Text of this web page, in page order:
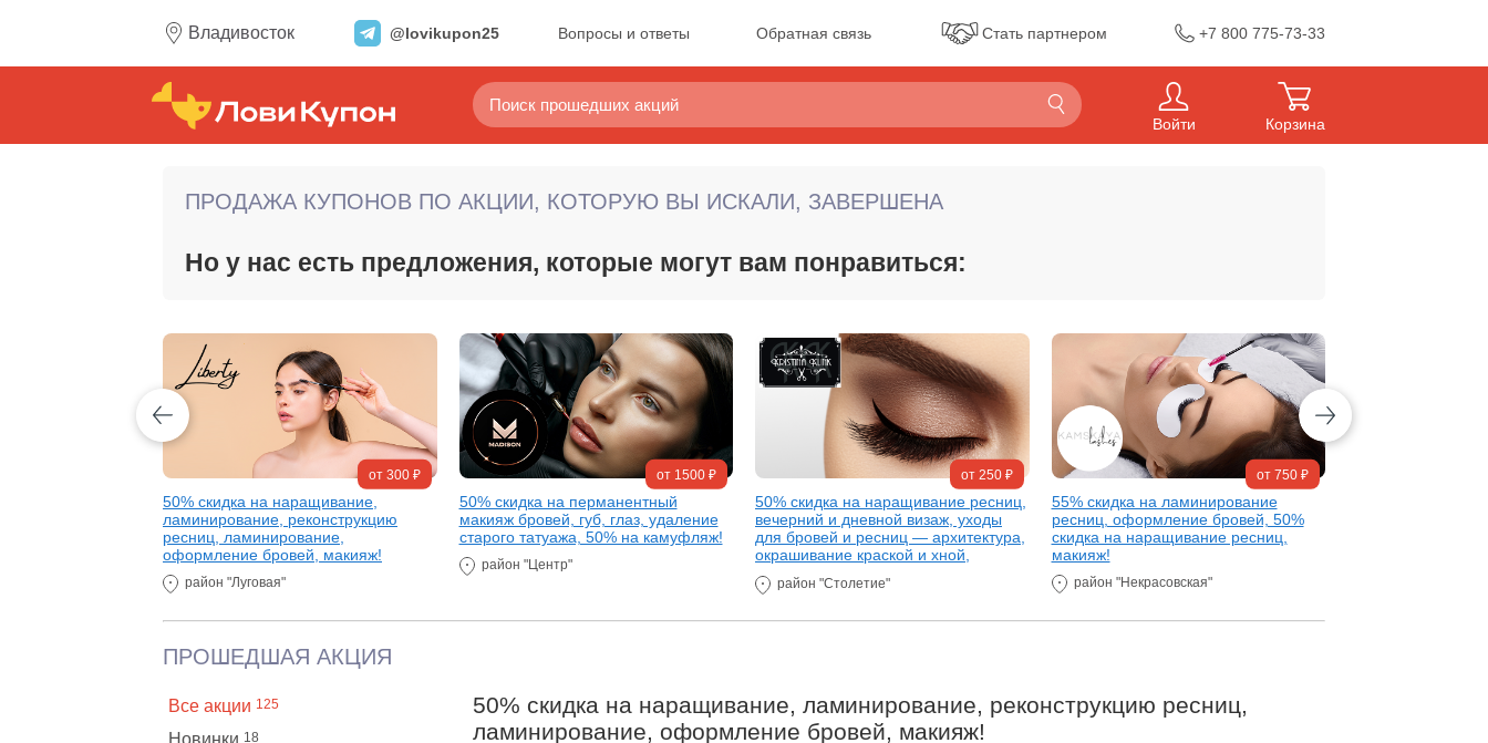
Владивосток @lovikupon25 Вопросы и ответы Обратная связь Стать партнером +7 800 775-73-33
Войти Корзина
ПРОДАЖА КУПОНОВ ПО АКЦИИ, КОТОРУЮ ВЫ ИСКАЛИ, ЗАВЕРШЕНА
Но у нас есть предложения, которые могут вам понравиться:
от 300 ₽
50% скидка на наращивание,
ламинирование, реконструкцию
ресниц, ламинирование,
оформление бровей, макияж!
район "Луговая"
от 1500 ₽
50% скидка на перманентный
макияж бровей, губ, глаз, удаление
старого татуажа, 50% на камуфляж!
район "Центр"
от 250 ₽
50% скидка на наращивание ресниц,
вечерний и дневной визаж, уходы
для бровей и ресниц — архитектура,
окрашивание краской и хной,
ламинирование, нанопластика,
ботокс и другое!
район "Столетие"
от 750 ₽
55% скидка на ламинирование
ресниц, оформление бровей, 50%
скидка на наращивание ресниц,
макияж!
район "Некрасовская"
ПРОШЕДШАЯ АКЦИЯ
Все акции 125
Новинки 18
50% скидка на наращивание, ламинирование, реконструкцию ресниц,
ламинирование, оформление бровей, макияж!